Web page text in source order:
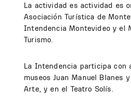
La actividad es actividad es
Asociación Turística de
Intendencia Montevideo y el
Turismo.
La Intendencia participa con
museos Juan Manuel Blanes
Arte, y en el Teatro Solís.